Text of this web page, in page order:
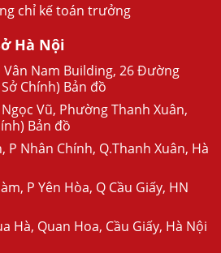
chỉ kế toán trưởng
Hà Nội
Vân Nam Building, 26 Đường
Chính) Bản đồ
Vũ, Phường Thanh Xuân,
Bản đồ
P Nhân Chính, Q.Thanh Xuân, Hà
P Yên Hòa, Q Cầu Giấy, HN
Hà, Quan Hoa, Cầu Giấy, Hà Nội